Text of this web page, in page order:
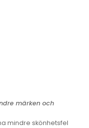
märken och
mindre skönhetsfel